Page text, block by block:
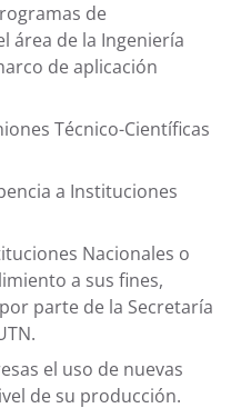
de
área de la Ingeniería
de aplicación
Técnico-Científicas
a Instituciones
Nacionales o
a sus fines,
parte de la Secretaría
el uso de nuevas
de su producción.